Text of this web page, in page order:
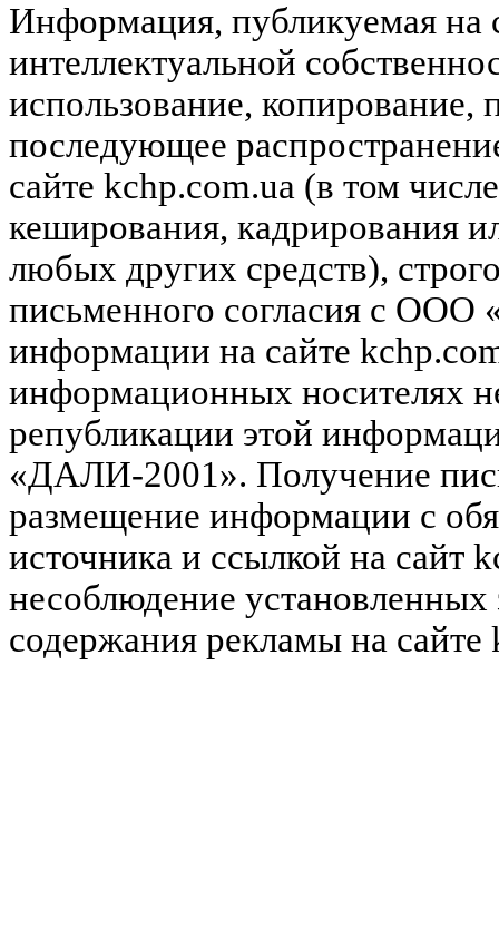
Информация, публикуемая на
интеллектуальной
использование, копирование,
последующее
сайте kchp.com.ua (в том
кеширования, кадрирования
любых других средств),
письменного согласия с
информации на сайте
информационных носителях
републикации этой
«ДАЛИ-2001». Получение
размещение информации с
источника и ссылкой на сайт
несоблюдение установленных
содержания рекламы на сайте